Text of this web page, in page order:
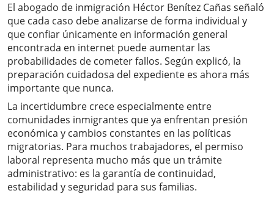
El abogado de inmigración Héctor Benítez Cañas señaló
que cada caso debe analizarse de forma individual y
que confiar únicamente en información general
encontrada en internet puede aumentar las
probabilidades de cometer fallos. Según explicó, la
preparación cuidadosa del expediente es ahora más
importante que nunca.
La incertidumbre crece especialmente entre
comunidades inmigrantes que ya enfrentan presión
económica y cambios constantes en las políticas
migratorias. Para muchos trabajadores, el permiso
laboral representa mucho más que un trámite
administrativo: es la garantía de continuidad,
estabilidad y seguridad para sus familias.